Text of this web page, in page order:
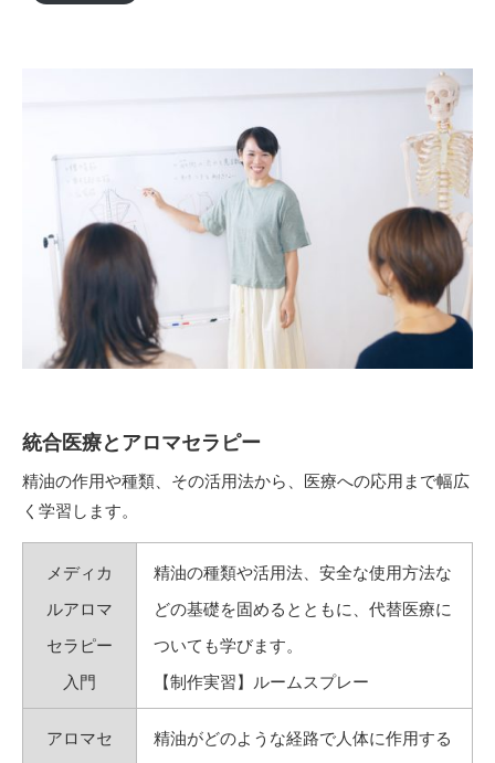
統合医療とアロマセラピー
精油の作用や種類、その活用法から、医療への応用まで幅広
く学習します。
メディカ
ルアロマ
セラピー
入門
精油の種類や活用法、安全な使用方法な
どの基礎を固めるとともに、代替医療に
ついても学びます。
【制作実習】ルームスプレー
アロマセ
精油がどのような経路で人体に作用する